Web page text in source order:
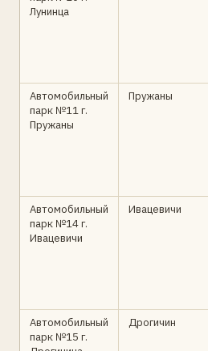
Лунинца
Автомобильный
парк №11 г.
Пружаны
Пружаны
Автомобильный
парк №14 г.
Ивацевичи
Ивацевичи
Автомобильный
парк №15 г.
Дрогичин